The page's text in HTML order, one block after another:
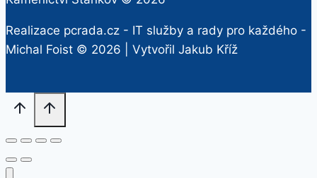
Realizace pcrada.cz - IT služby a rady pro každého -
Michal Foist © 2026 | Vytvořil Jakub Kříž